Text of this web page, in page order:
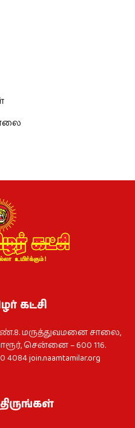
கட்சி
மருத்துவமனை சாலை,
சென்னை – 600 116.
4084join.naamtamilar.org